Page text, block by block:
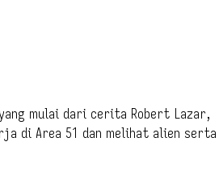
mulai dari cerita Robert Lazar,
di Area 51 dan melihat alien serta